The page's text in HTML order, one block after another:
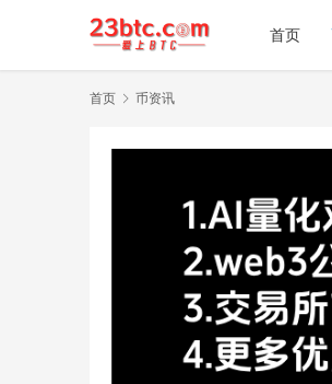
首页
首页 币资讯